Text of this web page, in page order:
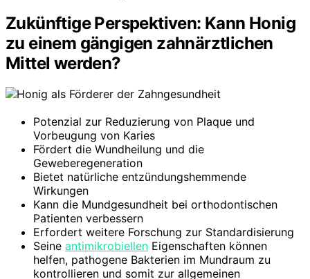
Zukünftige Perspektiven: Kann Honig
zu einem gängigen zahnärztlichen
Mittel werden?
Potenzial zur Reduzierung von Plaque und
Vorbeugung von Karies
Fördert die Wundheilung und die
Geweberegeneration
Bietet natürliche entzündungshemmende
Wirkungen
Kann die Mundgesundheit bei orthodontischen
Patienten verbessern
Erfordert weitere Forschung zur Standardisierung
Seine antimikrobiellen Eigenschaften können
helfen, pathogene Bakterien im Mundraum zu
kontrollieren und somit zur allgemeinen